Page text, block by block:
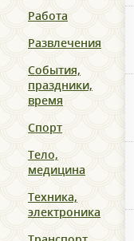
Работа
Развлечения
События,
праздники,
время
Спорт
Тело,
медицина
Техника,
электроника